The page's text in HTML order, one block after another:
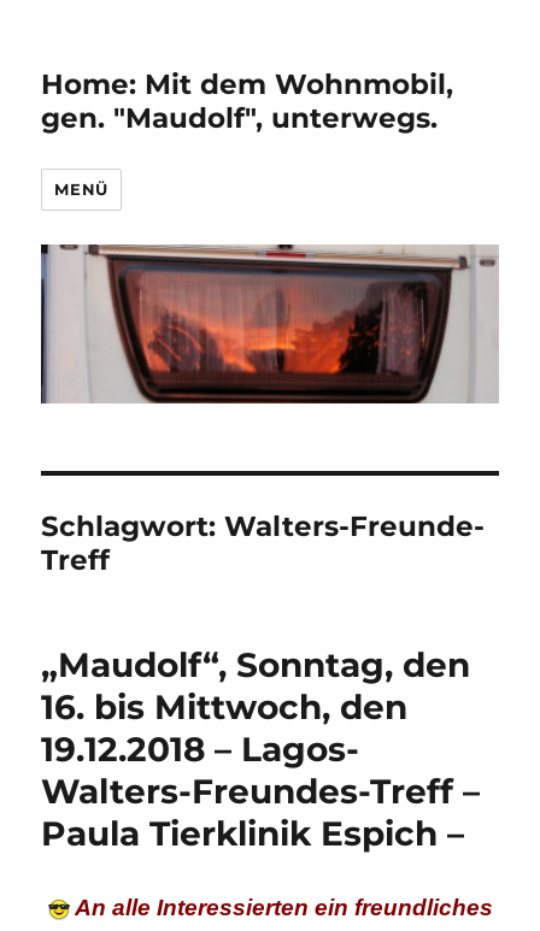
Home: Mit dem Wohnmobil,
gen. "Maudolf", unterwegs.
MENÜ
Schlagwort:Walters-Freunde-
Treff
„Maudolf“, Sonntag, den
16. bis Mittwoch, den
19.12.2018 – Lagos-
Walters-Freundes-Treff –
Paula Tierklinik Espich –
An alle Interessierten ein freundliches